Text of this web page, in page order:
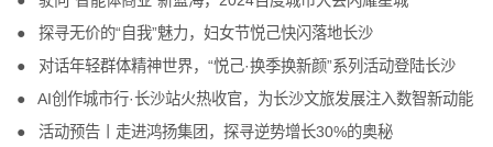
探寻无价的“自我”魅力，妇女节悦己快闪落地长沙
对话年轻群体精神世界，“悦己·换季换新颜”系列活动登陆长沙
AI创作城市行·长沙站火热收官，为长沙文旅发展注入数智新动能
活动预告丨走进鸿扬集团，探寻逆势增长30%的奥秘